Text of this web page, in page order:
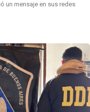
un mensaje en sus redes